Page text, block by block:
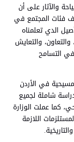
والآثار على أن
فئات المجتمع في
الدي تعلمناه
والتعايش
التسامح
في الأردن
شاملة لجميع
كما عملت الوزارة
اللازمة